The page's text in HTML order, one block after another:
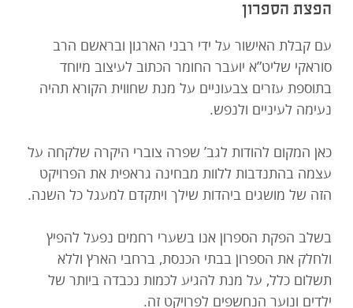
הפצת הספרון
עם קבלת האישור על ידי רבני הארגון ובראשם הרב
סוראקי שליט”א יועבר החומר הכתוב לעיצוב מיוחד
בתוספת עזרים צבעוניים על מנת שחווית הקורא תהיה
נעימה לעיניים ולנפש.
כאן המקום להודות לגב’ שפרה צוברי היקרה שלקחה על
עצמה בהתנדבות ללוות מבחינה גראפית את הפרויקט
הזה של מושגים ביהדות שילך ויתקדם למעגל כל השנה.
בשלב הפקת הספרון אנו בשערי רחמים נפעל להפיץ
ולחלק את הספרון בבתי הכנסת, ברחבי הארץ וללא
תשלום כלל, על מנת להגיע לכמות נכבדה ביותר של
ילדים ונוער הנחשפים לפרויקט זה.